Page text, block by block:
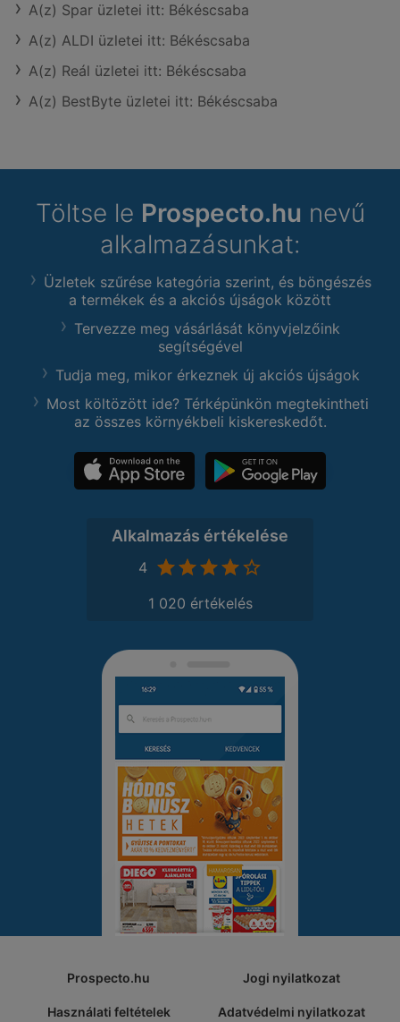
A(z) Spar üzletei itt: Békéscsaba
A(z) ALDI üzletei itt: Békéscsaba
A(z) Reál üzletei itt: Békéscsaba
A(z) BestByte üzletei itt: Békéscsaba
Töltse le Prospecto.hu nevű
alkalmazásunkat:
Üzletek szűrése kategória szerint, és böngészés
a termékek és a akciós újságok között
Tervezze meg vásárlását könyvjelzőink
segítségével
Tudja meg, mikor érkeznek új akciós újságok
Most költözött ide? Térképünkön megtekintheti
az összes környékbeli kiskereskedőt.
Alkalmazás értékelése
4
1 020 értékelés
Prospecto.hu Jogi nyilatkozat
Használati feltételek Adatvédelmi nyilatkozat